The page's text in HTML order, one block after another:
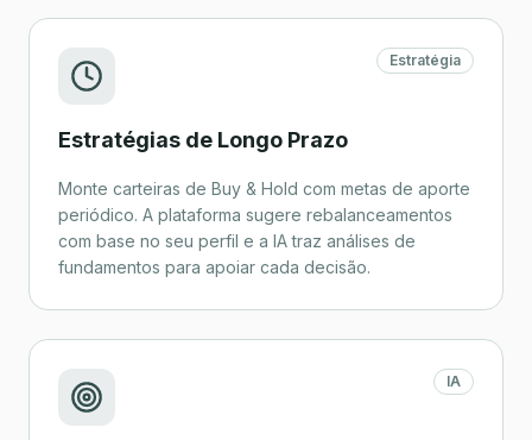
Estratégia
Estratégias de Longo Prazo
Monte carteiras de Buy & Hold com metas de aporte
periódico. A plataforma sugere rebalanceamentos
com base no seu perfil e a IA traz análises de
fundamentos para apoiar cada decisão.
IA